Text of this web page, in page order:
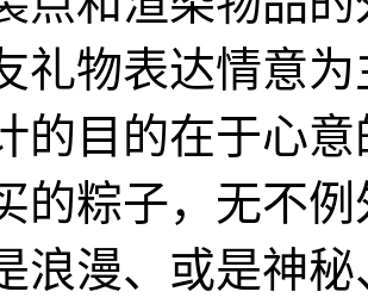
礼物表达情意
的目的在于心
的粽子，无不
浪漫、或是神